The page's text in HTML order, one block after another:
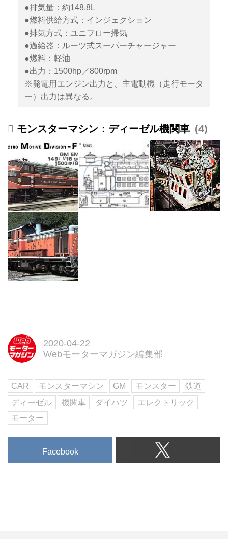
●排気量：約148.8L
●燃料供給方式：インジェクション
●排気方式：ユニフロー掃気
●過給器：ルーツ式スーパーチャージャー
●燃料：軽油
●出力：1500hp／800rpm
※発電用エンジン出力と、主電動機（走行モータ
ー）出力は異なる。
モンスターマシン：ディーゼル機関車 4
2020-04-22
Webモーターマガジン編集部
CAR モンスターマシン GM モンスター
鉄道
ディーゼル
機関車 ダイハツ
エレクトリック
モーター
Facebook